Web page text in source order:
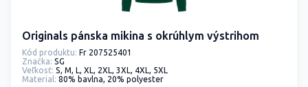
Originals pánska mikina s okrúhlym výstrihom
Kód produktu: Fr 207525401
Značka: SG
Veľkosť: S, M, L, XL, 2XL, 3XL, 4XL, 5XL
Material: 80% bavlna, 20% polyester